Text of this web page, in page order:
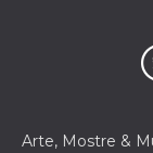
Arte, Mostre &